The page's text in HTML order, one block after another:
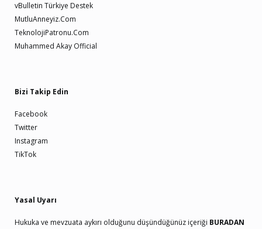
vBulletin Türkiye Destek
MutluAnneyiz.Com
TeknolojiPatronu.Com
Muhammed Akay Official
Bizi Takip Edin
Facebook
Twitter
Instagram
TikTok
Yasal Uyarı
Hukuka ve mevzuata aykırı olduğunu düşündüğünüz içeriği BURADAN